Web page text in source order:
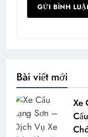
Bài viết mới
Xe